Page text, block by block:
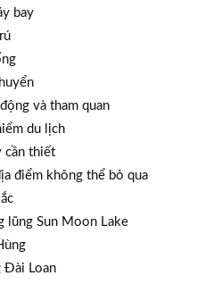
bay
và tham quan
du lịch
cần thiết
điểm không thể bỏ qua
lũng Sun Moon Lake
Loan